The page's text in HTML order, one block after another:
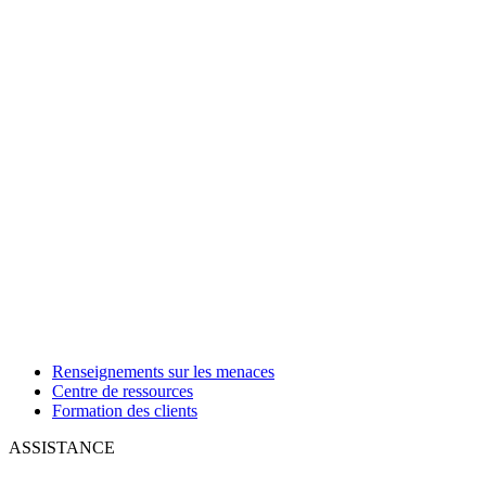
Renseignements sur les menaces
Centre de ressources
Formation des clients
ASSISTANCE